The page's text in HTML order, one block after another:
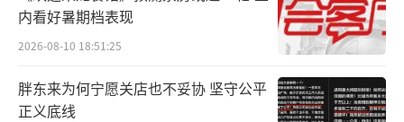
内看好暑期档表现
2026-08-10 18:51:25
胖东来为何宁愿关店也不妥协 坚守公平
正义底线